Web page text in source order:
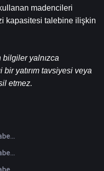
madencileri
kapasitesi talebine ilişkin
bilgiler yalnızca
yatırım tavsiyesi veya
etmez.
FameEX Bugünkü Kripto Para Haberleri Özeti | 7 Ağustos 2026
FameEX Bugünkü Kripto Para Haberleri Özeti | 6 Ağustos 2026